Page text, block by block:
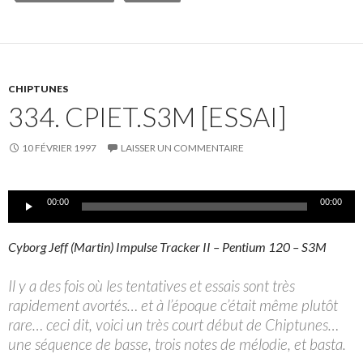
CHIPTUNES
334. CPIET.S3M [ESSAI]
10 FÉVRIER 1997 LAISSER UN COMMENTAIRE
Lecteur00:00 00:00
Cyborg Jeff (Martin) Impulse Tracker II – Pentium 120 – S3M
Il y a des fois où les tentatives et essais sont très
rapidement avortés… et à l’époque c’était même plutôt
rare… ceci dit, voici un très court début de Chiptunes…
une séquence de basse, trois notes de mélodie, et basta.